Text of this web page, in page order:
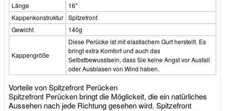
Länge
16"
Kappenkonstruktur Spitzefront
Gewicht
140g
Kappengröße
Diese Perücke ist mit elastischem Gurt herstellt. Es
bringt extra Komfort und auch das
Selbstbewusstsein, dass Sie keine Angst vor Ausfall
oder Ausblasen von Wind haben.
Vorteile von Spitzefront Perücken
Spitzefront Perücken bringt die Möglickeit, die ein natürliches
Aussehen nach jede Richtung gesehen wird. Spitzefront